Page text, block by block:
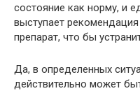
состояние как норму, и
выступает
препарат, что бы
Да, в определенных
действительно может